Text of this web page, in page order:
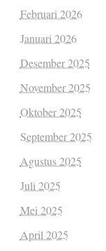
Februari 2026
Januari 2026
Desember 2025
November 2025
Oktober 2025
September 2025
Agustus 2025
Juli 2025
Mei 2025
April 2025